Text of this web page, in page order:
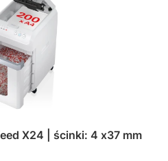
X24 | ścinki: 4 x37 mm